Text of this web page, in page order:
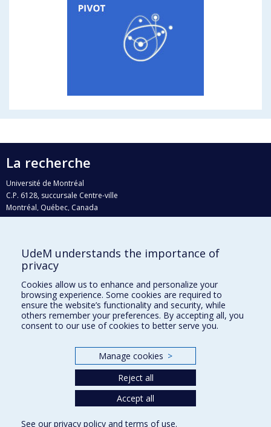
La recherche
Université de Montréal
C.P. 6128, succursale Centre-ville
Montréal, Québec, Canada
H3C 3J7
Qui fait quoi?
Nous trouver
Plan du site
Accessibilité
UdeM understands the importance of
privacy
Cookies allow us to enhance and personalize your
browsing experience. Some cookies are required to
ensure the website’s functionality and security, while
others remember your preferences. By accepting all, you
consent to our use of cookies to better serve you.
Manage cookies >
Reject all
Accept all
See our privacy policy andterms of use.